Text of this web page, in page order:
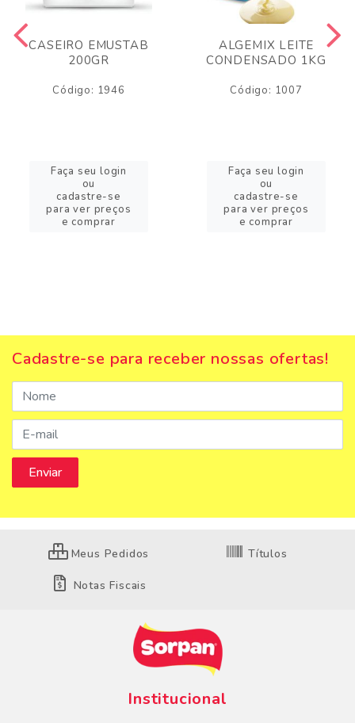
CASEIRO EMUSTAB
200GR
Código: 1946
Faça seu login
ou
cadastre-se
para ver preços
e comprar
ALGEMIX LEITE
CONDENSADO 1KG
Código: 1007
Faça seu login
ou
cadastre-se
para ver preços
e comprar
Cadastre-se para receber nossas ofertas!
Meus Pedidos Títulos
Notas Fiscais
Institucional